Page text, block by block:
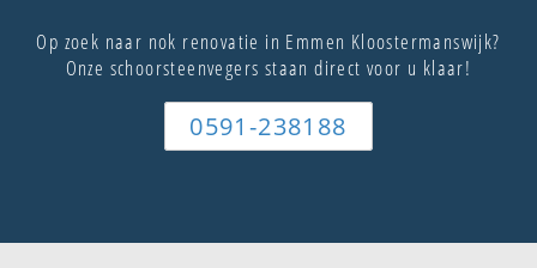
Op zoek naar nok renovatie in Emmen Kloostermanswijk?
Onze schoorsteenvegers staan direct voor u klaar!
0591-238188